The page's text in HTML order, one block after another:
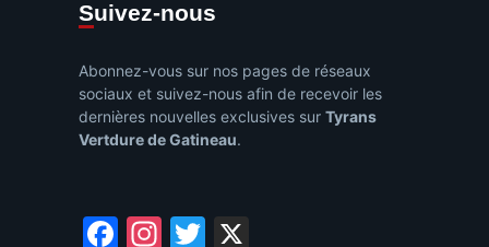
Suivez-nous
Abonnez-vous sur nos pages de réseaux
sociaux et suivez-nous afin de recevoir les
dernières nouvelles exclusives sur Tyrans
Vertdure de Gatineau.
Facebook
Instagram
Twitter